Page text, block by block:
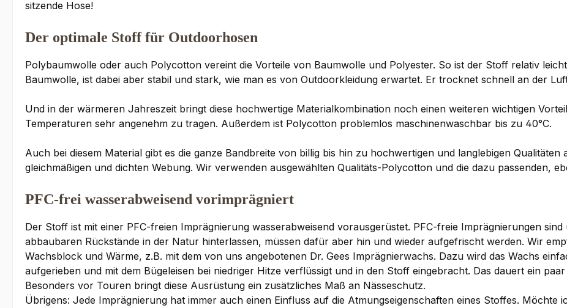
sitzende Hose!
Der optimale Stoff für Outdoorhosen
Polybaumwolle oder auch Polycotton vereint die Vorteile von Baumwolle und Polyester. So ist der Stoff relativ
Baumwolle, ist dabei aber stabil und stark, wie man es von Outdoorkleidung erwartet. Er trocknet schnell an der
Und in der wärmeren Jahreszeit bringt diese hochwertige Materialkombination noch einen weiteren wichtigen
Temperaturen sehr angenehm zu tragen. Außerdem ist Polycotton problemlos maschinenwaschbar bis zu 40°C.
Auch bei diesem Material gibt es die ganze Bandbreite von billig bis hin zu hochwertigen und langlebigen
gleichmäßigen und dichten Webung. Wir verwenden ausgewählten Qualitäts-Polycotton und die dazu passenden,
PFC-frei wasserabweisend vorimprägniert
Der Stoff ist mit einer PFC-freien Imprägnierung wasserabweisend vorausgerüstet. PFC-freie Imprägnierungen
abbaubaren Rückstände in der Natur hinterlassen, müssen dafür aber hin und wieder aufgefrischt werden. Wir
Wachsblock und Wärme, z.B. mit dem von uns angebotenen Dr. Gees Imprägnierwachs. Dazu wird das Wachs
aufgerieben und mit dem Bügeleisen bei niedriger Hitze verflüssigt und in den Stoff eingebracht. Das dauert ein
Besonders vor Touren bringt diese Ausrüstung ein zusätzliches Maß an Nässeschutz.
Übrigens: Jede Imprägnierung hat immer auch einen Einfluss auf die Atmungseigenschaften eines Stoffes. Möchte